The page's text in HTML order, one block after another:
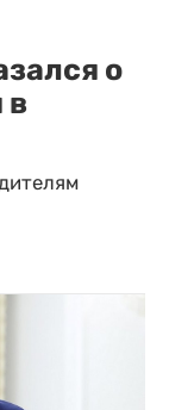
о
в